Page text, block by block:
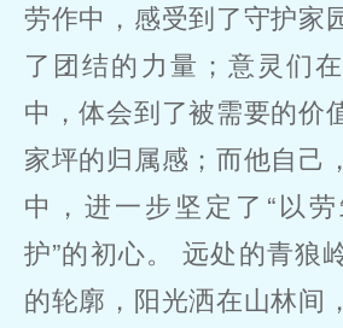
劳作中，感受到了守护家
了团结的力量；意灵们
中，体会到了被需要的价
家坪的归属感；而他自己
中，进一步坚定了“以
护”的初心。 远处的青狼
的轮廓，阳光洒在山林间